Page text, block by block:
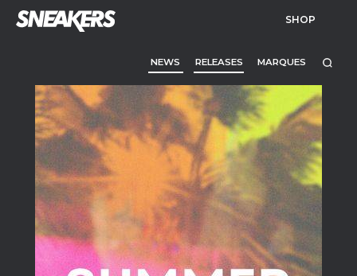
SHOP
NEWS RELEASES MARQUES